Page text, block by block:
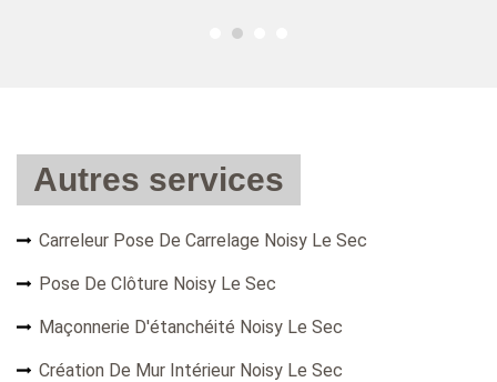
Autres services
Carreleur Pose De Carrelage Noisy Le Sec
Pose De Clôture Noisy Le Sec
Maçonnerie D'étanchéité Noisy Le Sec
Création De Mur Intérieur Noisy Le Sec